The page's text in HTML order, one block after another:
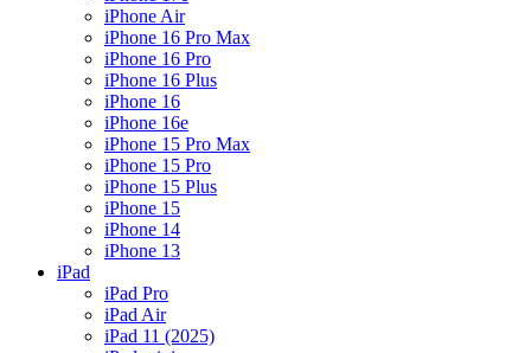
iPhone Air
iPhone 16 Pro Max
iPhone 16 Pro
iPhone 16 Plus
iPhone 16
iPhone 16e
iPhone 15 Pro Max
iPhone 15 Pro
iPhone 15 Plus
iPhone 15
iPhone 14
iPhone 13
iPad
iPad Pro
iPad Air
iPad 11 (2025)